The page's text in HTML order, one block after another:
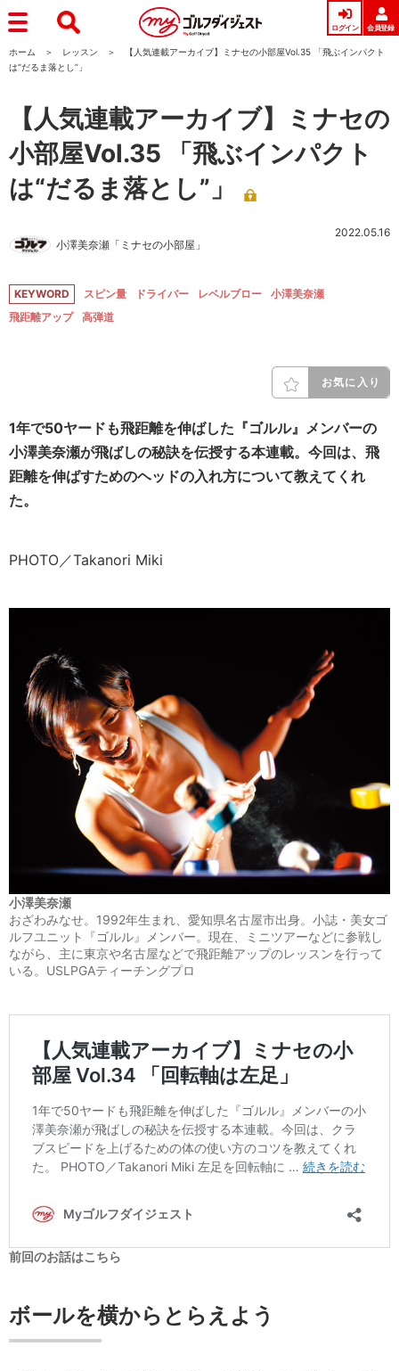
ログイン 会員登録
ホーム レッスン
【人気連載アーカイブ】ミナセの小部屋Vol.35 「飛ぶインパクト
は“だるま落とし”」
【人気連載アーカイブ】ミナセの
小部屋Vol.35 「飛ぶインパクト
は“だるま落とし”」
小澤美奈瀬「ミナセの小部屋」
2022.05.16
KEYWORD スピン量 ドライバー レベルブロー
小澤美奈瀬
飛距離アップ
高弾道
お気に入り
1年で50ヤードも飛距離を伸ばした『ゴルル』メンバーの
小澤美奈瀬が飛ばしの秘訣を伝授する本連載。今回は、飛
距離を伸ばすためのヘッドの入れ方について教えてくれ
た。
PHOTO／Takanori Miki
小澤美奈瀬
おざわみなせ。1992年生まれ、愛知県名古屋市出身。小誌・美女ゴ
ルフユニット『ゴルル』メンバー。現在、ミニツアーなどに参戦し
ながら、主に東京や名古屋などで飛距離アップのレッスンを行って
いる。USLPGAティーチングプロ
前回のお話はこちら
ボールを横からとらえよう